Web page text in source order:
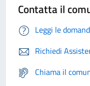
Contatta il
Leggi le
Richiedi
Chiama il